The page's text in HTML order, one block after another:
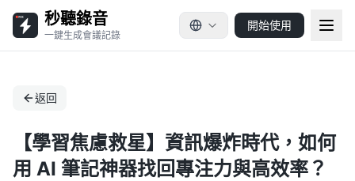
秒聽錄音
一鍵生成會議記錄
開始使用
返回
【學習焦慮救星】資訊爆炸時代，如何
用 AI 筆記神器找回專注力與高效率？